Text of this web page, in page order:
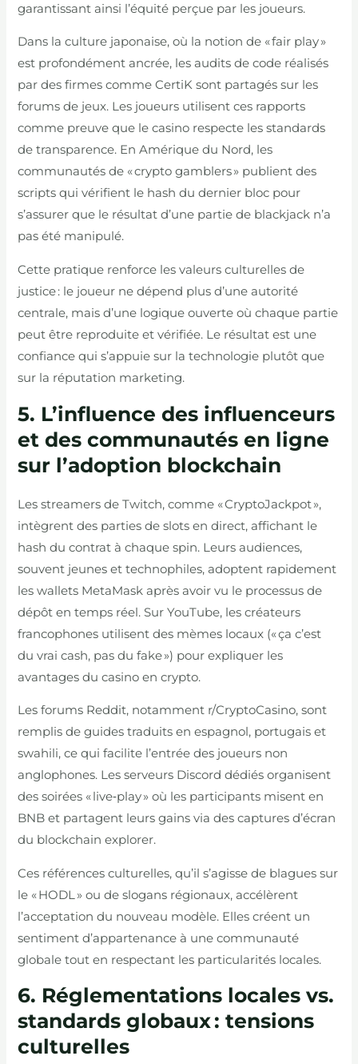
garantissant ainsi l’équité perçue par les joueurs.
Dans la culture japonaise, où la notion de « fair play »
est profondément ancrée, les audits de code réalisés
par des firmes comme CertiK sont partagés sur les
forums de jeux. Les joueurs utilisent ces rapports
comme preuve que le casino respecte les standards
de transparence. En Amérique du Nord, les
communautés de « crypto gamblers » publient des
scripts qui vérifient le hash du dernier bloc pour
s’assurer que le résultat d’une partie de blackjack n’a
pas été manipulé.
Cette pratique renforce les valeurs culturelles de
justice : le joueur ne dépend plus d’une autorité
centrale, mais d’une logique ouverte où chaque partie
peut être reproduite et vérifiée. Le résultat est une
confiance qui s’appuie sur la technologie plutôt que
sur la réputation marketing.
5. L’influence des influenceurs
et des communautés en ligne
sur l’adoption blockchain
Les streamers de Twitch, comme « CryptoJackpot »,
intègrent des parties de slots en direct, affichant le
hash du contrat à chaque spin. Leurs audiences,
souvent jeunes et technophiles, adoptent rapidement
les wallets MetaMask après avoir vu le processus de
dépôt en temps réel. Sur YouTube, les créateurs
francophones utilisent des mèmes locaux (« ça c’est
du vrai cash, pas du fake ») pour expliquer les
avantages du casino en crypto.
Les forums Reddit, notamment r/CryptoCasino, sont
remplis de guides traduits en espagnol, portugais et
swahili, ce qui facilite l’entrée des joueurs non
anglophones. Les serveurs Discord dédiés organisent
des soirées « live‑play » où les participants misent en
BNB et partagent leurs gains via des captures d’écran
du blockchain explorer.
Ces références culturelles, qu’il s’agisse de blagues sur
le « HODL » ou de slogans régionaux, accélèrent
l’acceptation du nouveau modèle. Elles créent un
sentiment d’appartenance à une communauté
globale tout en respectant les particularités locales.
6. Réglementations locales vs.
standards globaux : tensions
culturelles